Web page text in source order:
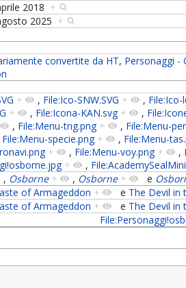
2018 +
2025 +
convertite da HT, Personaggi -
+ , File:Ico-SNW.SVG + , File:Ico-
+ , File:Icona-KAN.svg + ,
, File:Menu-tng.png + , File:Menu-
File:Menu-specie.png + , File:Menu-
+ , File:Menu-voy.png + ,
+ ,
, Osborne + , Osborne + e
of Armageddon + e The Devil in
of Armageddon + e The Devil in